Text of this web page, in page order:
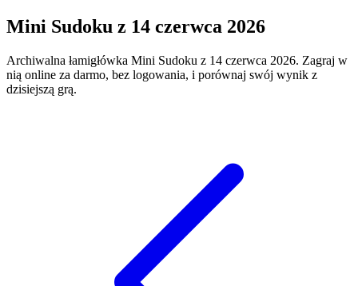
Mini Sudoku z 14 czerwca 2026
Archiwalna łamigłówka Mini Sudoku z 14 czerwca 2026. Zagraj w
nią online za darmo, bez logowania, i porównaj swój wynik z
dzisiejszą grą.